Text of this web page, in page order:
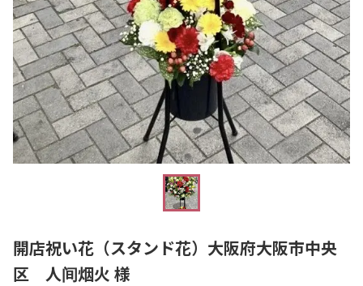
開店祝い花（スタンド花）大阪府大阪市中央
区 人间烟火 様